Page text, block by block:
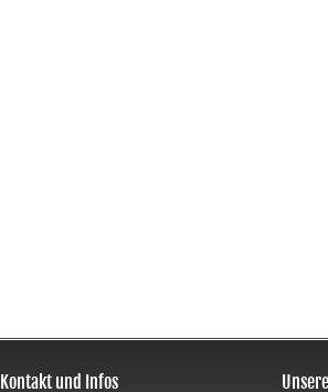
Kontakt und Infos